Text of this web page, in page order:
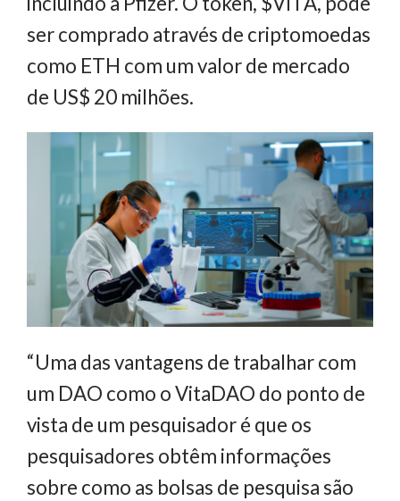
ser comprado através de criptomoedas
como ETH com um valor de mercado
de US$ 20 milhões.
“Uma das vantagens de trabalhar com
um DAO como o VitaDAO do ponto de
vista de um pesquisador é que os
pesquisadores obtêm informações
sobre como as bolsas de pesquisa são